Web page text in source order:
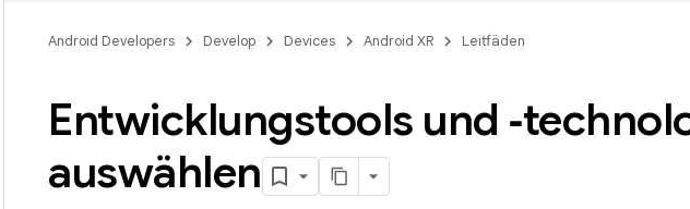
Android Developers Develop Devices Android XR Leitfäden
Entwicklungstools und
auswählen